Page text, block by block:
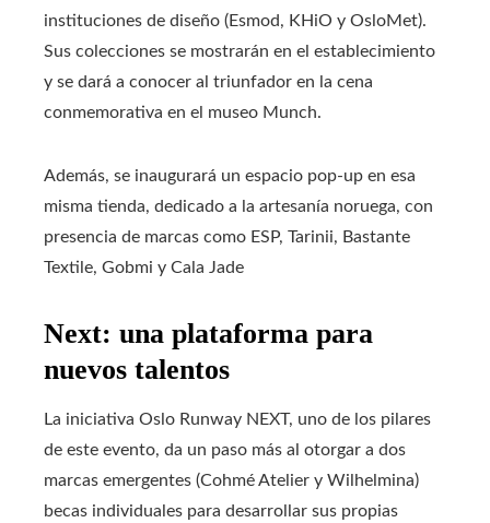
instituciones de diseño (Esmod, KHiO y OsloMet).
Sus colecciones se mostrarán en el establecimiento
y se dará a conocer al triunfador en la cena
conmemorativa en el museo Munch.
Además, se inaugurará un espacio pop-up en esa
misma tienda, dedicado a la artesanía noruega, con
presencia de marcas como ESP, Tarinii, Bastante
Textile, Gobmi y Cala Jade
Next: una plataforma para
nuevos talentos
La iniciativa Oslo Runway NEXT, uno de los pilares
de este evento, da un paso más al otorgar a dos
marcas emergentes (Cohmé Atelier y Wilhelmina)
becas individuales para desarrollar sus propias